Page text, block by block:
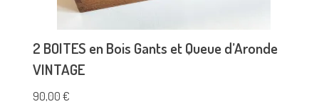
2 BOITES en Bois Gants et Queue d’Aronde
VINTAGE
90,00 €